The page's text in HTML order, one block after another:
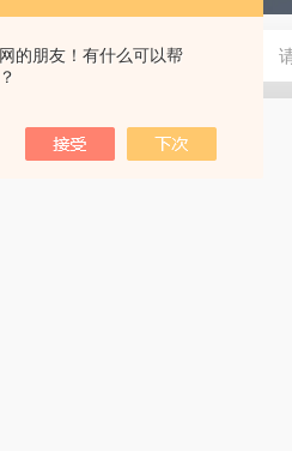
的朋友！有什么可以帮
三色染色试剂盒 X8200二甲酚